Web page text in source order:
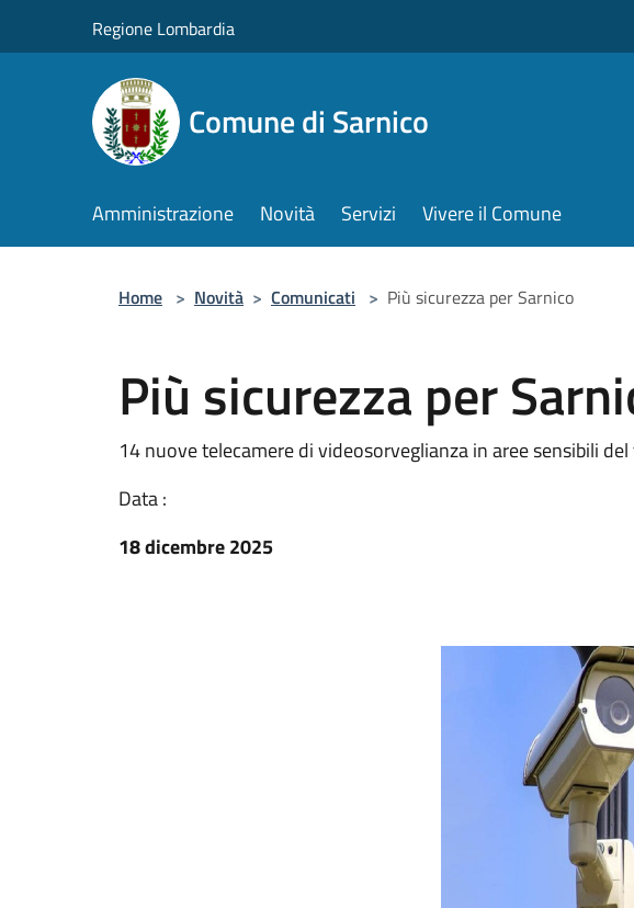
Regione Lombardia
Comune di Sarnico
Amministrazione Novità Servizi Vivere il Comune
Home > Novità > Comunicati > Più sicurezza per Sarnico
Più sicurezza per
14 nuove telecamere di videosorveglianza in aree sensibili
Data :
18 dicembre 2025